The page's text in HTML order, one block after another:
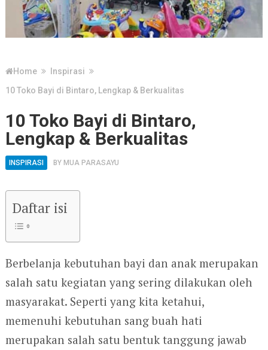
Home
Inspirasi
10 Toko Bayi di Bintaro, Lengkap & Berkualitas
10 Toko Bayi di Bintaro,
Lengkap & Berkualitas
INSPIRASI BY MUA PARASAYU
Daftar isi
Berbelanja kebutuhan bayi dan anak merupakan
salah satu kegiatan yang sering dilakukan oleh
masyarakat. Seperti yang kita ketahui,
memenuhi kebutuhan sang buah hati
merupakan salah satu bentuk tanggung jawab